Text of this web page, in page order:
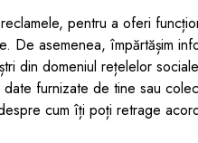
practica si montaj
elegant, Lavoarul
si o instalare
pe podea– Stabil si
pentru a oferi
De asemenea, împărtășim
din domeniul rețelelor
furnizate de tine sau
cum îți poți retrage